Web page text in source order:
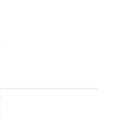
PUMA Black